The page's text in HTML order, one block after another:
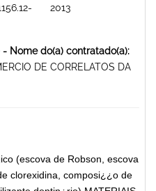
2013
Nome do(a) contratado(a):
DE CORRELATOS DA
(escova de Robson, escova
clorexidina, composi¿¿o de